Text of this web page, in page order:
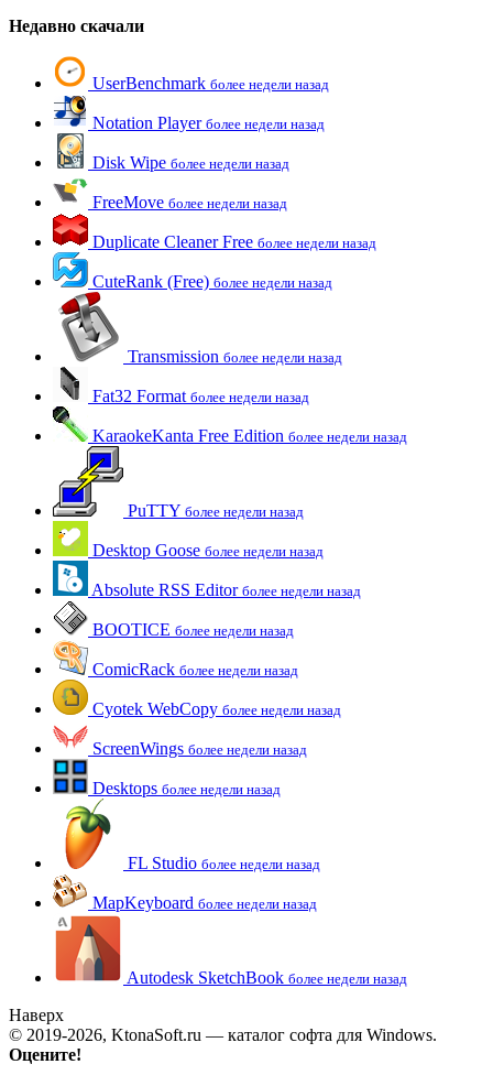
Недавно скачали
UserBenchmark более недели назад
Notation Player более недели назад
Disk Wipe более недели назад
FreeMove более недели назад
Duplicate Cleaner Free более недели назад
CuteRank (Free) более недели назад
Transmission более недели назад
Fat32 Format более недели назад
KaraokeKanta Free Edition более недели назад
PuTTY более недели назад
Desktop Goose более недели назад
Absolute RSS Editor более недели назад
BOOTICE более недели назад
ComicRack более недели назад
Cyotek WebCopy более недели назад
ScreenWings более недели назад
Desktops более недели назад
FL Studio более недели назад
MapKeyboard более недели назад
Autodesk SketchBook более недели назад
Наверх
© 2019-2026, KtonaSoft.ru — каталог софта для Windows.
Оцените!